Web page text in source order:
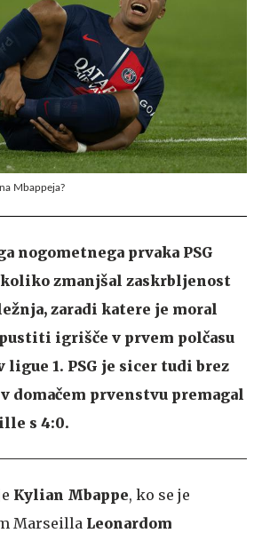
Mbappeja?
nogometnega prvaka PSG
zmanjšal zaskrbljenost
zaradi katere je moral
igrišče v prvem polčasu
1. PSG je sicer tudi brez
domačem prvenstvu premagal
s 4:0.
Kylian Mbappe, ko se je
Marseilla Leonardom